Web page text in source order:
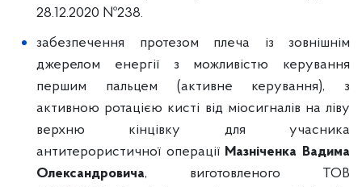
28.12.2020 №238.
забезпечення протезом плеча із зовнішнім
джерелом енергії з можливістю керування
першим пальцем (активне керування), з
активною ротацією кисті від міосигналів на ліву
верхню кінцівку для учасника
антитерористичної операції Мазніченка Вадима
Олександровича, виготовленого ТОВ